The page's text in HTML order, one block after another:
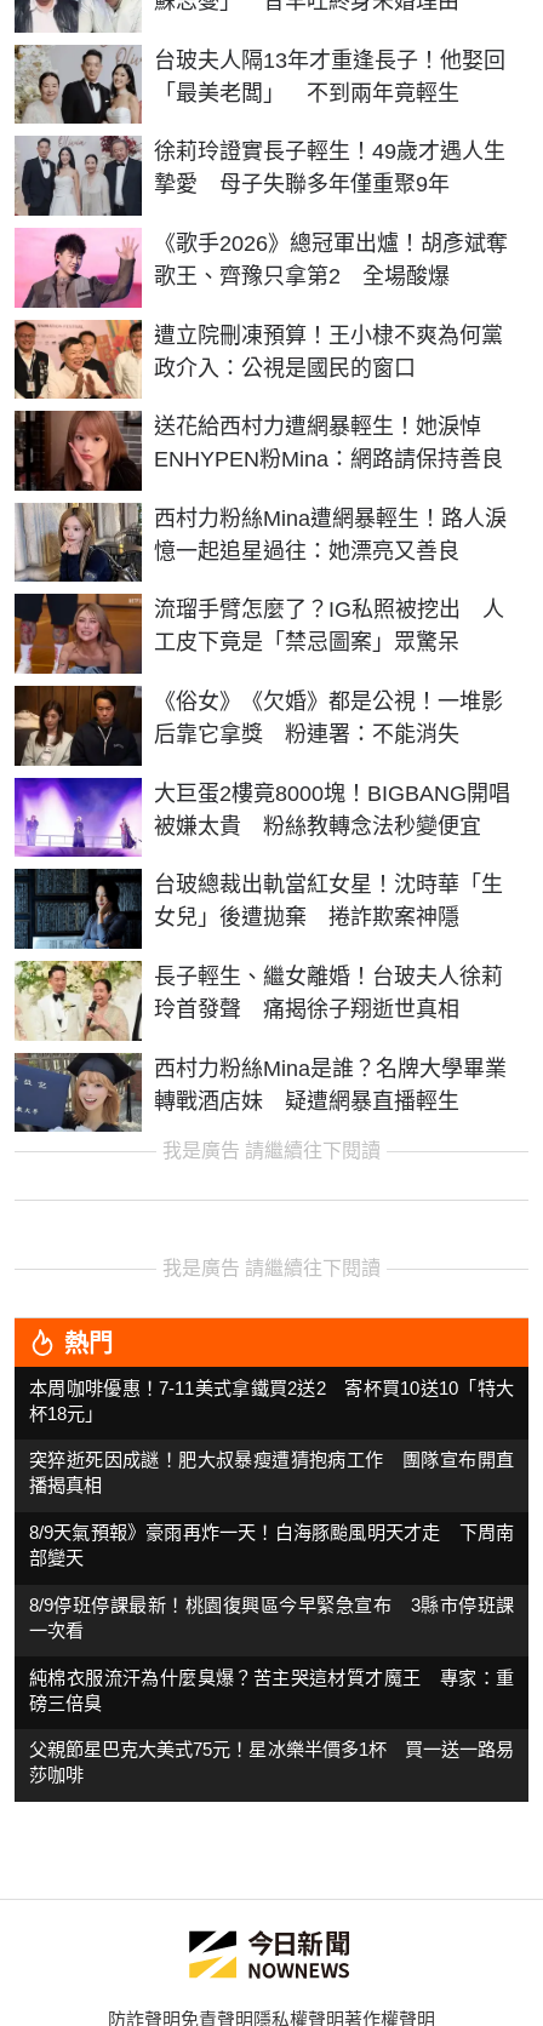
台玻夫人隔13年才重逢長子！他娶回
「最美老闆」 不到兩年竟輕生
徐莉玲證實長子輕生！49歲才遇人生
摯愛 母子失聯多年僅重聚9年
《歌手2026》總冠軍出爐！胡彥斌奪
歌王、齊豫只拿第2 全場酸爆
遭立院刪凍預算！王小棣不爽為何黨
政介入：公視是國民的窗口
送花給西村力遭網暴輕生！她淚悼
ENHYPEN粉Mina：網路請保持善良
西村力粉絲Mina遭網暴輕生！路人淚
憶一起追星過往：她漂亮又善良
流瑠手臂怎麼了？IG私照被挖出 人
工皮下竟是「禁忌圖案」眾驚呆
《俗女》《欠婚》都是公視！一堆影
后靠它拿獎 粉連署：不能消失
大巨蛋2樓竟8000塊！BIGBANG開唱
被嫌太貴 粉絲教轉念法秒變便宜
台玻總裁出軌當紅女星！沈時華「生
女兒」後遭拋棄 捲詐欺案神隱
長子輕生、繼女離婚！台玻夫人徐莉
玲首發聲 痛揭徐子翔逝世真相
西村力粉絲Mina是誰？名牌大學畢業
轉戰酒店妹 疑遭網暴直播輕生
我是廣告 請繼續往下閱讀
我是廣告 請繼續往下閱讀
熱門
本周咖啡優惠！7-11美式拿鐵買2送2 寄杯買10送10「特大
杯18元」
突猝逝死因成謎！肥大叔暴瘦遭猜抱病工作 團隊宣布開直
播揭真相
8/9天氣預報》豪雨再炸一天！白海豚颱風明天才走 下周南
部變天
8/9停班停課最新！桃園復興區今早緊急宣布 3縣市停班課
一次看
純棉衣服流汗為什麼臭爆？苦主哭這材質才魔王 專家：重
磅三倍臭
父親節星巴克大美式75元！星冰樂半價多1杯 買一送一路易
莎咖啡
防詐聲明免責聲明隱私權聲明著作權聲明